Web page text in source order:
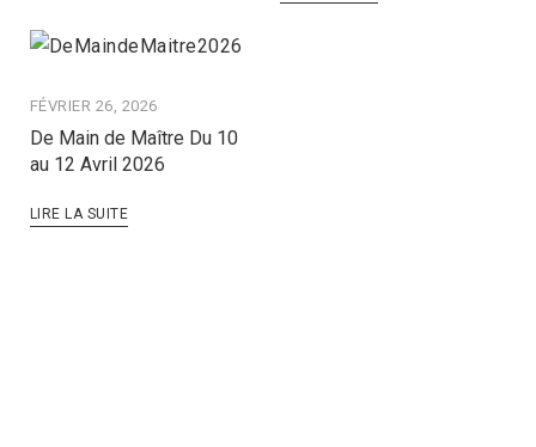
FÉVRIER 26, 2026
De Main de Maître Du 10
au 12 Avril 2026
LIRE LA SUITE